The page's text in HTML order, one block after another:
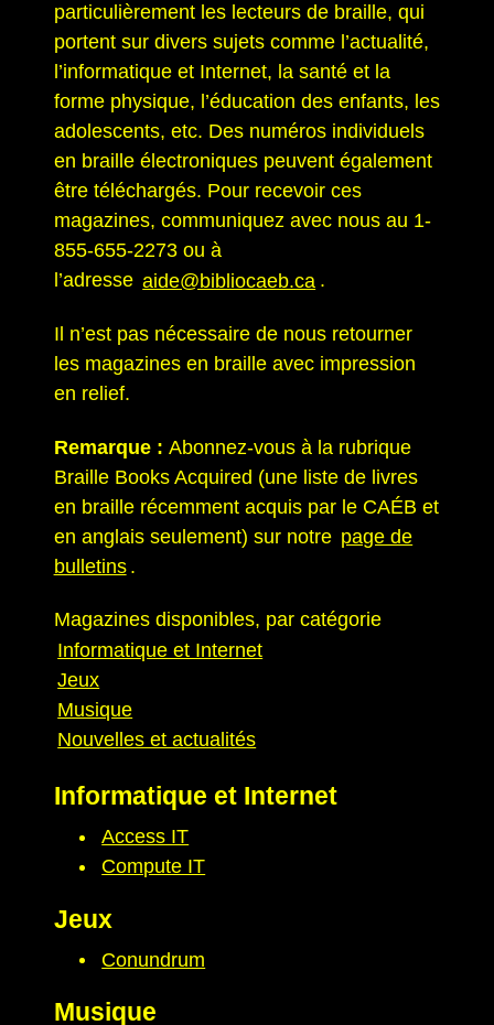
particulièrement les lecteurs de braille, qui
portent sur divers sujets comme l’actualité,
l’informatique et Internet, la santé et la
forme physique, l’éducation des enfants, les
adolescents, etc. Des numéros individuels
en braille électroniques peuvent également
être téléchargés. Pour recevoir ces
magazines, communiquez avec nous au 1-
855-655-2273 ou à
l’adresse aide@bibliocaeb.ca .
Il n’est pas nécessaire de nous retourner
les magazines en braille avec impression
en relief.
Remarque : Abonnez-vous à la rubrique
Braille Books Acquired (une liste de livres
en braille récemment acquis par le CAÉB et
en anglais seulement) sur notre page de
bulletins .
Magazines disponibles, par catégorie
Informatique et Internet
Jeux
Musique
Nouvelles et actualités
Informatique et Internet
Access IT
Compute IT
Jeux
Conundrum
Musique